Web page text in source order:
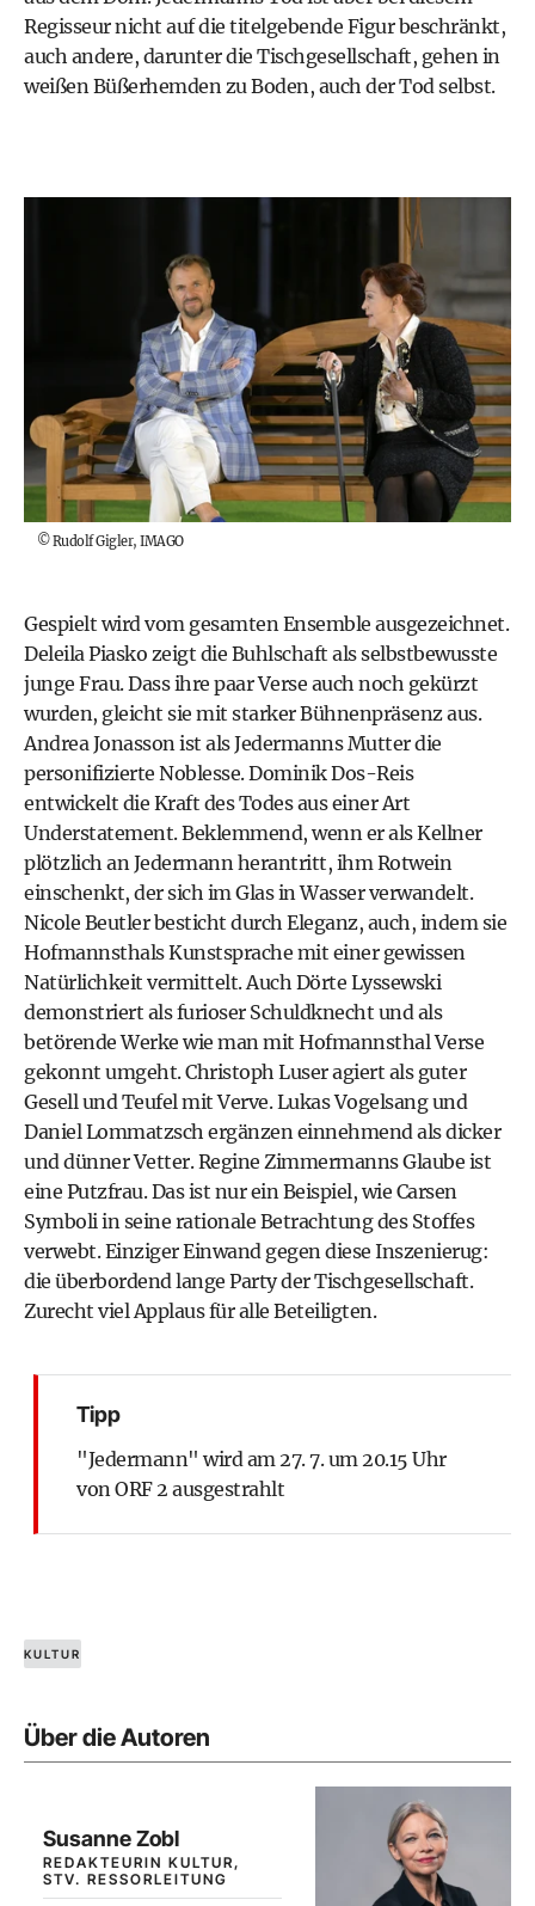
Regisseur nicht auf die titelgebende Figur beschränkt,
auch andere, darunter die Tischgesellschaft, gehen in
weißen Büßerhemden zu Boden, auch der Tod selbst.
©Rudolf Gigler, IMAGO
Gespielt wird vom gesamten Ensemble ausgezeichnet.
Deleila Piasko zeigt die Buhlschaft als selbstbewusste
junge Frau. Dass ihre paar Verse auch noch gekürzt
wurden, gleicht sie mit starker Bühnenpräsenz aus.
Andrea Jonasson ist als Jedermanns Mutter die
personifizierte Noblesse. Dominik Dos-Reis
entwickelt die Kraft des Todes aus einer Art
Understatement. Beklemmend, wenn er als Kellner
plötzlich an Jedermann herantritt, ihm Rotwein
einschenkt, der sich im Glas in Wasser verwandelt.
Nicole Beutler besticht durch Eleganz, auch, indem sie
Hofmannsthals Kunstsprache mit einer gewissen
Natürlichkeit vermittelt. Auch Dörte Lyssewski
demonstriert als furioser Schuldknecht und als
betörende Werke wie man mit Hofmannsthal Verse
gekonnt umgeht. Christoph Luser agiert als guter
Gesell und Teufel mit Verve. Lukas Vogelsang und
Daniel Lommatzsch ergänzen einnehmend als dicker
und dünner Vetter. Regine Zimmermanns Glaube ist
eine Putzfrau. Das ist nur ein Beispiel, wie Carsen
Symboli in seine rationale Betrachtung des Stoffes
verwebt. Einziger Einwand gegen diese Inszenierug:
die überbordend lange Party der Tischgesellschaft.
Zurecht viel Applaus für alle Beteiligten.
Tipp
"Jedermann" wird am 27. 7. um 20.15 Uhr
von ORF 2 ausgestrahlt
KULTUR
Über die Autoren
Susanne Zobl
REDAKTEURIN KULTUR,
STV. RESSORLEITUNG